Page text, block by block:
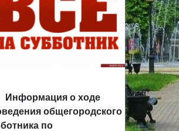
о ходе
общегородского
по